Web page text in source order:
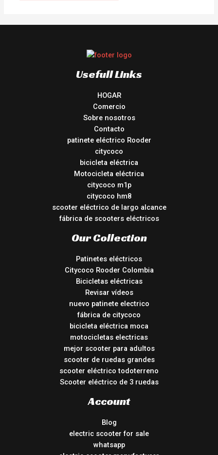
Usefull Links
HOGAR
Comercio
Sobre nosotros
Contacto
patinete eléctrico Rooder
citycoco
bicicleta eléctrica
Motocicleta eléctrica
citycoco m1p
citycoco hm8
scooter eléctrico de largo alcance
fábrica de scooters eléctricos
Our Collection
Patinetes eléctricos
Citycoco Rooder Colombia
Bicicletas eléctricas
Revisar vídeos
nuevo patinete electrico
fábrica de citycoco
bicicleta eléctrica moca
motocicletas electricas
mejor scooter para adultos
scooter de ruedas grandes
scooter eléctrico todoterreno
Scooter eléctrico de 3 ruedas
Account
Blog
electric scooter for sale
whatsapp